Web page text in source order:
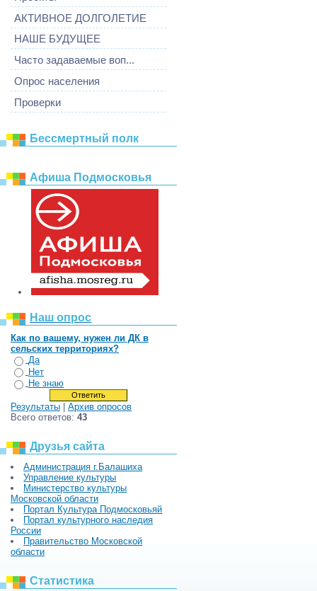
АКТИВНОЕ ДОЛГОЛЕТИЕ
НАШЕ БУДУЩЕЕ
Часто задаваемые воп...
Опрос населения
Проверки
Бессмертный полк
Афиша Подмосковья
Наш опрос
Как по вашему, нужен ли ДК в
сельских территориях?
Да
Нет
Не знаю
Результаты | Архив опросов
Всего ответов: 43
Друзья сайта
Администрация г.Балашиха
Управление культуры
Министерство культуры
Московской области
Портал Культура Подмосковьяй
Портал культурного наследия
России
Правительство Московской
области
Статистика